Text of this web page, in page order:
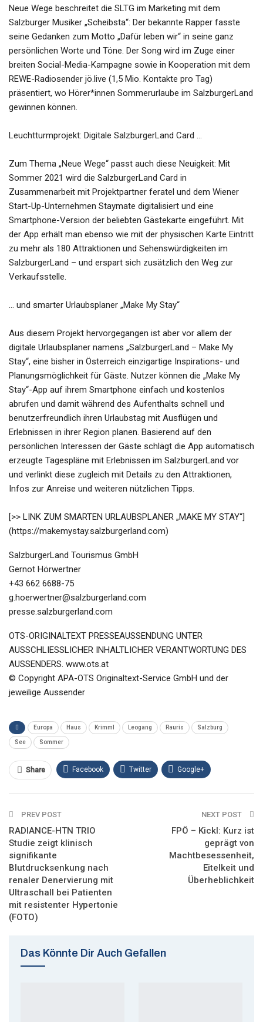
Neue Wege beschreitet die SLTG im Marketing mit dem
Salzburger Musiker „Scheibsta“: Der bekannte Rapper fasste
seine Gedanken zum Motto „Dafür leben wir“ in seine ganz
persönlichen Worte und Töne. Der Song wird im Zuge einer
breiten Social-Media-Kampagne sowie in Kooperation mit dem
REWE-Radiosender jö.live (1,5 Mio. Kontakte pro Tag)
präsentiert, wo Hörer*innen Sommerurlaube im SalzburgerLand
gewinnen können.
Leuchtturmprojekt: Digitale SalzburgerLand Card …
Zum Thema „Neue Wege“ passt auch diese Neuigkeit: Mit
Sommer 2021 wird die SalzburgerLand Card in
Zusammenarbeit mit Projektpartner feratel und dem Wiener
Start-Up-Unternehmen Staymate digitalisiert und eine
Smartphone-Version der beliebten Gästekarte eingeführt. Mit
der App erhält man ebenso wie mit der physischen Karte Eintritt
zu mehr als 180 Attraktionen und Sehenswürdigkeiten im
SalzburgerLand – und erspart sich zusätzlich den Weg zur
Verkaufsstelle.
… und smarter Urlaubsplaner „Make My Stay“
Aus diesem Projekt hervorgegangen ist aber vor allem der
digitale Urlaubsplaner namens „SalzburgerLand – Make My
Stay“, eine bisher in Österreich einzigartige Inspirations- und
Planungsmöglichkeit für Gäste. Nutzer können die „Make My
Stay“-App auf ihrem Smartphone einfach und kostenlos
abrufen und damit während des Aufenthalts schnell und
benutzerfreundlich ihren Urlaubstag mit Ausflügen und
Erlebnissen in ihrer Region planen. Basierend auf den
persönlichen Interessen der Gäste schlägt die App automatisch
erzeugte Tagespläne mit Erlebnissen im SalzburgerLand vor
und verlinkt diese zugleich mit Details zu den Attraktionen,
Infos zur Anreise und weiteren nützlichen Tipps.
[>> LINK ZUM SMARTEN URLAUBSPLANER „MAKE MY STAY“]
(https://makemystay.salzburgerland.com)
SalzburgerLand Tourismus GmbH
Gernot Hörwertner
+43 662 6688-75
g.hoerwertner@salzburgerland.com
presse.salzburgerland.com
OTS-ORIGINALTEXT PRESSEAUSSENDUNG UNTER
AUSSCHLIESSLICHER INHALTLICHER VERANTWORTUNG DES
AUSSENDERS. www.ots.at
© Copyright APA-OTS Originaltext-Service GmbH und der
jeweilige Aussender
Europa Haus Krimml Leogang Rauris Salzburg
See Sommer
Share Facebook Twitter Google+
Email
PREV POST
RADIANCE-HTN TRIO
Studie zeigt klinisch
signifikante
Blutdrucksenkung nach
renaler Denervierung mit
Ultraschall bei Patienten
mit resistenter Hypertonie
(FOTO)
NEXT POST
FPÖ – Kickl: Kurz ist
geprägt von
Machtbesessenheit,
Eitelkeit und
Überheblichkeit
Das Könnte Dir Auch Gefallen